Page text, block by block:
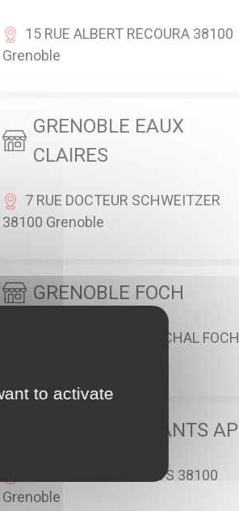
15 RUE ALBERT RECOURA 38100
Grenoble
GRENOBLE EAUX
CLAIRES
7 RUE DOCTEUR SCHWEITZER
38100 Grenoble
GRENOBLE FOCH
61 BOULEVARD MARECHAL FOCH
GRENOBLE GEANTS AP
66 PLACE DES GEANTS 38100
Grenoble
to activate